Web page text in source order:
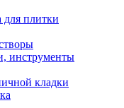
плитки
инструменты
кладки